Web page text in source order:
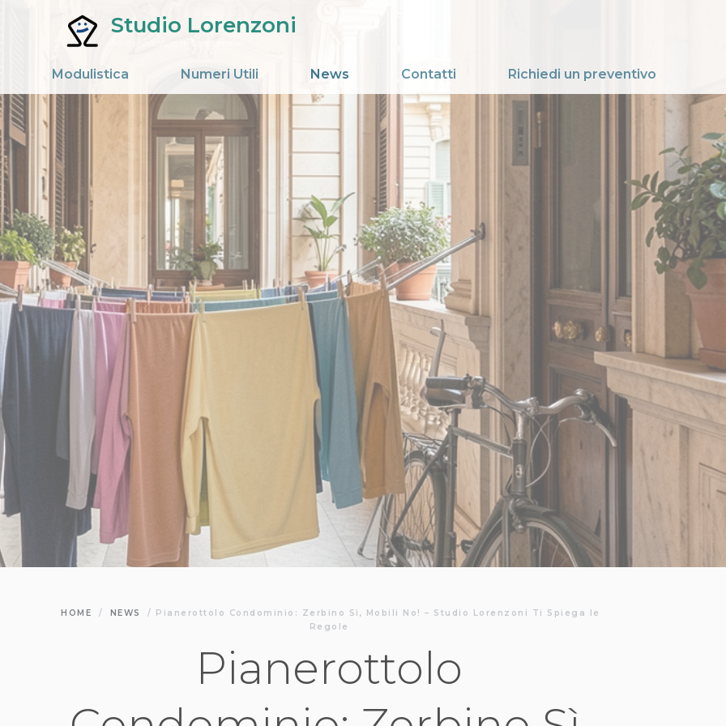
Studio Lorenzoni
Modulistica Numeri Utili News Contatti Richiedi un preventivo
HOME / NEWS / Pianerottolo Condominio: Zerbino Sì, Mobili No! – Studio Lorenzoni Ti Spiega le
Regole
Pianerottolo